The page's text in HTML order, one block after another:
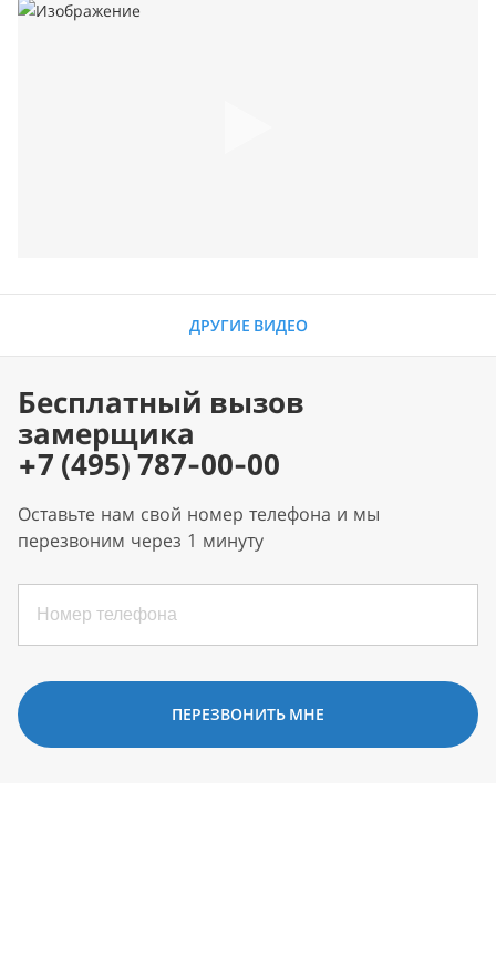
ДРУГИЕ ВИДЕО
Бесплатный вызов
замерщика
+7 (495) 787-00-00
Оставьте нам свой номер телефона и мы
перезвоним через 1 минуту
ПЕРЕЗВОНИТЬ МНЕ